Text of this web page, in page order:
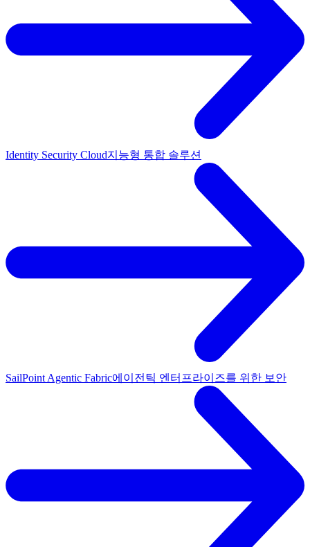
Identity Security Cloud지능형 통합 솔루션
SailPoint Agentic Fabric에이전틱 엔터프라이즈를 위한 보안